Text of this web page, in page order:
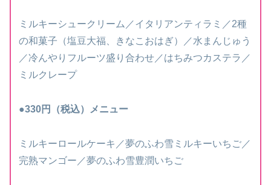
ミルキーシュークリーム／イタリアンティラミ／2種
の和菓子（塩豆大福、きなこおはぎ）／水まんじゅう
／冷んやりフルーツ盛り合わせ／はちみつカステラ／
ミルクレープ
●330円 （税込） メニュー
ミルキーロールケーキ／夢のふわ雪ミルキーいちご／
完熟マンゴー／夢のふわ雪豊潤いちご